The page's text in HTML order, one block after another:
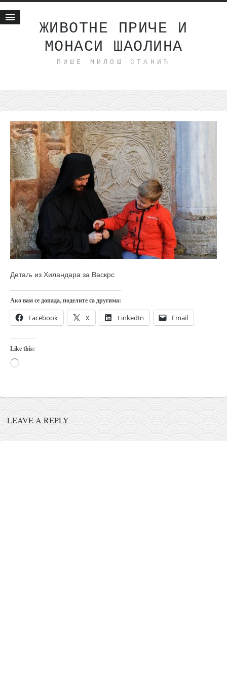
ЖИВОТНЕ ПРИЧЕ И
МОНАСИ ШАОЛИНА
ПИШЕ МИЛОШ СТАНИЋ
Животне приче
интернет пословање
исхраном до здравља
мој хаику
моменти и места
бонус садржај
светлопис
законоправило
духовни отац
православље
забрањена историја
породичне приче
прота Воја
уместо твитера
азбуки и књиге
моје белешке
историја каратеа
бубиши
Детаљ из Хиландара за Васкрс
Ако вам се допада, поделите са другима:
Facebook X LinkedIn Email
Like this:
Loading…
LEAVE A REPLY